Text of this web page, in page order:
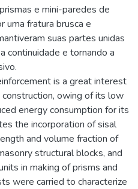
e mini-paredes de
uma fratura brusca e
suas partes unidas
continuidade e tornando a
is a great interest
owing of its low
energy consumption for its
the incorporation of sisal
and volume fraction of
structural blocks, and
in making of prisms and
were carried to characterize